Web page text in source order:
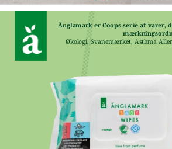
Änglamark er Coops serie af varer,
Økologi, Svanemærket, Asthma